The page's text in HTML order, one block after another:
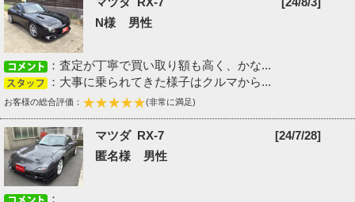
N様 男性
：査定が丁寧で買い取り額も高く、かな...
：大事に乗られてきた様子はクルマから...
お客様の総合評価： (非常に満足)
マツダ RX-7
[24/7/28]
匿名様 男性
：